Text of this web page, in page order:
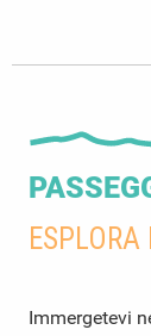
Immergetevi